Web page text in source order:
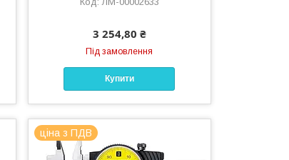
3 254,80 ₴
Під замовлення
Купити
ціна з ПДВ